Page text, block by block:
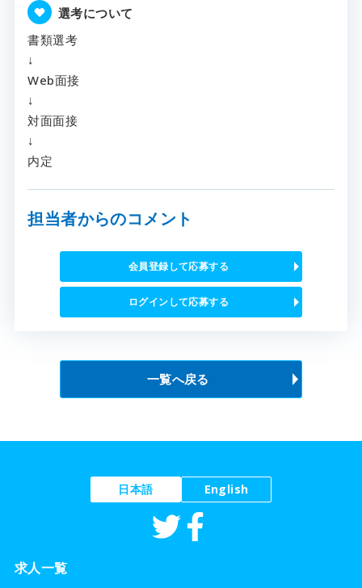
選考について
書類選考
↓
Web面接
↓
対面面接
↓
内定
担当者からのコメント
会員登録して応募する
ログインして応募する
一覧へ戻る
日本語 English
求人一覧